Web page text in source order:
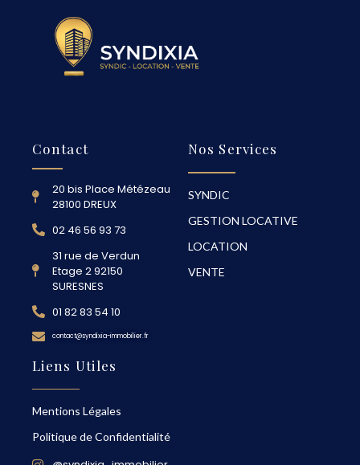
Contact
20 bis Place Métézeau
28100 DREUX
02 46 56 93 73
31 rue de Verdun
Etage 2 92150
SURESNES
01 82 83 54 10
contact@syndixia-immobilier.fr
Nos Services
SYNDIC
GESTION LOCATIVE
LOCATION
VENTE
Liens Utiles
Mentions Légales
Politique de Confidentialité